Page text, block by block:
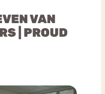
VAN
| PROUD